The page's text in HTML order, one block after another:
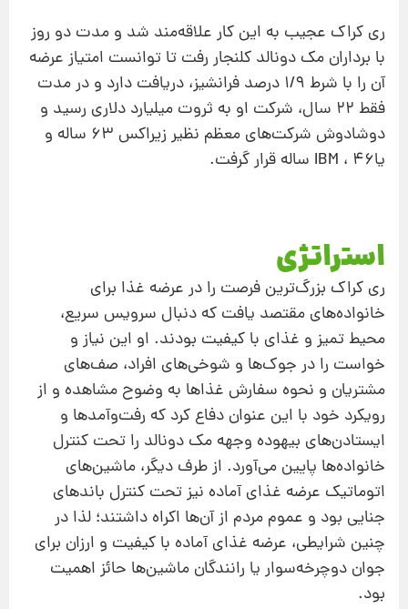
ری كراك عجیب به این كار علاقه‌مند شد و مدت دو روز
با برداران مك دونالد كلنجار رفت تا توانست امتیاز عرضه
آن را با شرط ۱/۹ درصد فرانشیز، دریافت دارد و در مدت
فقط ۲۲ سال، شركت او به ثروت میلیارد دلاری رسید و
دوشادوش شركت‌های معظم نظیر زیراكس ۶۳ ساله و
یاIBM ، ۴۶ ساله قرار گرفت.
استراتژی
ری كراك بزرگ‌ترین فرصت را در عرضه غذا برای
خانواده‌های مقتصد یافت كه دنبال سرویس سریع،
محیط تمیز و غذای با كیفیت بودند. او این نیاز و
خواست را در جوك‌ها و شوخی‌های افراد، صف‌های
مشتریان و نحوه سفارش غذاها به وضوح مشاهده و از
رویكرد خود با این عنوان دفاع كرد كه رفت‌وآمدها و
ایستادن‌های بیهوده وجهه مك دونالد را تحت كنترل
خانواده‌ها پایین می‌آورد. از طرف دیگر، ماشین‌های
اتوماتیك عرضه غذای آماده نیز تحت كنترل باندهای
جنایی بود و عموم مردم از آن‌ها اكراه داشتند؛ لذا در
چنین شرایطی، عرضه غذای آماده با كیفیت و ارزان برای
جوان دوچرخه‌سوار یا رانندگان ماشین‌ها حائز اهمیت
بود.